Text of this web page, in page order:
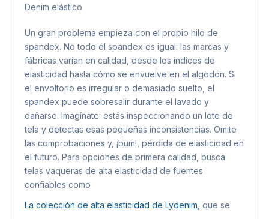
Denim elástico
Un gran problema empieza con el propio hilo de
spandex. No todo el spandex es igual: las marcas y
fábricas varían en calidad, desde los índices de
elasticidad hasta cómo se envuelve en el algodón. Si
el envoltorio es irregular o demasiado suelto, el
spandex puede sobresalir durante el lavado y
dañarse. Imagínate: estás inspeccionando un lote de
tela y detectas esas pequeñas inconsistencias. Omite
las comprobaciones y, ¡bum!, pérdida de elasticidad en
el futuro. Para opciones de primera calidad, busca
telas vaqueras de alta elasticidad de fuentes
confiables como
La colección de alta elasticidad de Lydenim , que se